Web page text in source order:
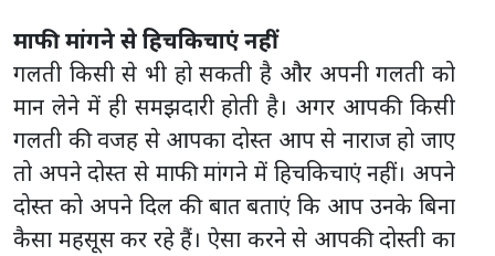
माफी मांगने से हिचकिचाएं नहीं
गलती किसी से भी हो सकती है और अपनी गलती को
मान लेने में ही समझदारी होती है। अगर आपकी किसी
गलती की वजह से आपका दोस्त आप से नाराज हो जाए
तो अपने दोस्त से माफी मांगने में हिचकिचाएं नहीं। अपने
दोस्त को अपने दिल की बात बताएं कि आप उनके बिना
कैसा महसूस कर रहे हैं। ऐसा करने से आपकी दोस्ती का